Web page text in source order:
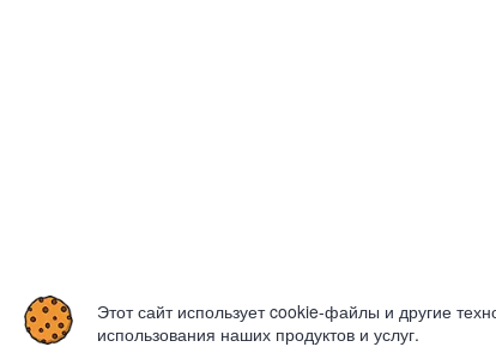
Этот сайт использует cookie-файлы и другие
использования наших продуктов и услуг.